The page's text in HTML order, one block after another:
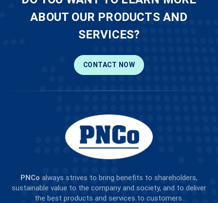
ABOUT OUR PRODUCTS AND
SERVICES?
CONTACT NOW
PNCo always strives to bring benefits to shareholders,
sustainable value to the company and society, and to deliver
the best products and services to customers.